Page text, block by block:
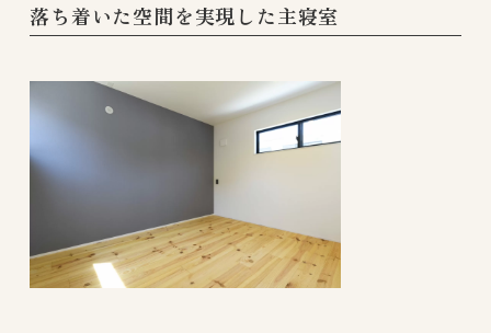
落ち着いた空間を実現した主寝室